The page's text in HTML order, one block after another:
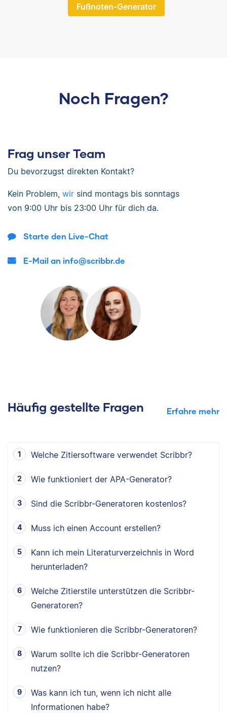
Fußnoten-Generator
Noch Fragen?
Frag unser Team
Du bevorzugst direkten Kontakt?
Kein Problem, wir sind montags bis sonntags
von 9:00 Uhr bis 23:00 Uhr für dich da.
Starte den Live-Chat
E-Mail an info@scribbr.de
Häufig gestellte Fragen Erfahre mehr
Welche Zitiersoftware verwendet Scribbr?
Wie funktioniert der APA-Generator?
Sind die Scribbr-Generatoren kostenlos?
Muss ich einen Account erstellen?
Kann ich mein Literaturverzeichnis in Word
herunterladen?
Welche Zitierstile unterstützen die Scribbr-
Generatoren?
Wie funktionieren die Scribbr-Generatoren?
Warum sollte ich die Scribbr-Generatoren
nutzen?
Was kann ich tun, wenn ich nicht alle
Informationen habe?